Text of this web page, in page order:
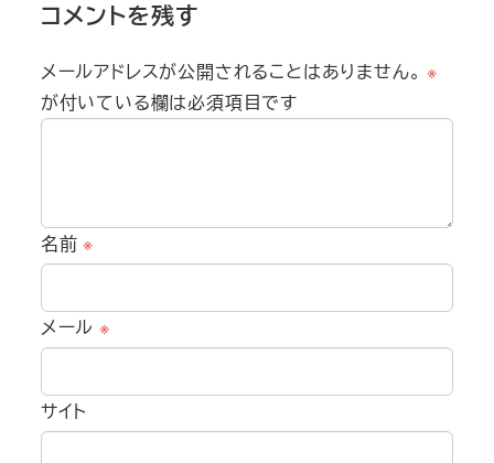
コメントを残す
メールアドレスが公開されることはありません。 ※
が付いている欄は必須項目です
名前※
メール ※
サイト